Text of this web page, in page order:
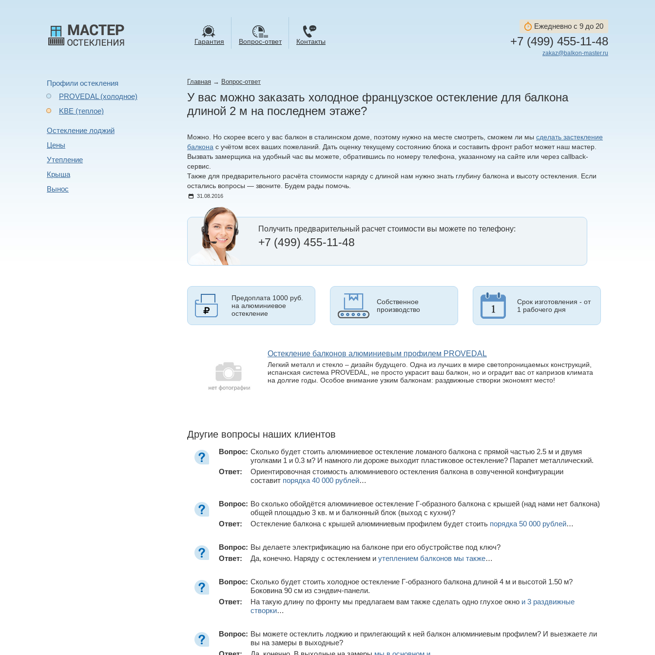
Гарантия Вопрос-ответ Контакты
Ежедневно с 9 до 20
+7 (499) 455-11-48
zakaz@balkon-master.ru
Профили остекления
PROVEDAL (холодное)
KBE (теплое)
Остекление лоджий
Цены
Утепление
Крыша
Вынос
Главная → Вопрос-ответ
У вас можно заказать холодное французское остекление для балкона
длиной 2 м на последнем этаже?
Можно. Но скорее всего у вас балкон в сталинском доме, поэтому нужно на месте смотреть, сможем ли мы сделать застекление
балкона с учётом всех ваших пожеланий. Дать оценку текущему состоянию блока и составить фронт работ может наш мастер.
Вызвать замерщика на удобный час вы можете, обратившись по номеру телефона, указанному на сайте или через callback-
сервис.
Также для предварительного расчёта стоимости наряду с длиной нам нужно знать глубину балкона и высоту остекления. Если
остались вопросы — звоните. Будем рады помочь.
31.08.2016
Получить предварительный расчет стоимости вы можете по телефону:
+7 (499) 455-11-48
Предоплата 1000 руб.
на алюминиевое
остекление
Собственное
производство
Срок изготовления - от
1 рабочего дня
Остекление балконов алюминиевым профилем PROVEDAL
Легкий металл и стекло – дизайн будущего. Одна из лучших в мире светопроницаемых конструкций,
испанская система PROVEDAL, не просто украсит ваш балкон, но и оградит вас от капризов климата
на долгие годы. Особое внимание узким балконам: раздвижные створки экономят место!
Другие вопросы наших клиентов
Вопрос: Сколько будет стоить алюминиевое остекление ломаного балкона с прямой частью 2.5 м и двумя
уголками 1 и 0.3 м? И намного ли дороже выходит пластиковое остекление? Парапет металлический.
Ответ:
Ориентировочная стоимость алюминиевого остекления балкона в озвученной конфигурации
составит порядка 40 000 рублей…
Вопрос: Во сколько обойдётся алюминиевое остекление Г-образного балкона с крышей (над нами нет балкона)
общей площадью 3 кв. м и балконный блок (выход с кухни)?
Ответ:
Остекление балкона с крышей алюминиевым профилем будет стоить порядка 50 000 рублей…
Вопрос: Вы делаете электрификацию на балконе при его обустройстве под ключ?
Ответ:
Да, конечно. Наряду с остеклением и утеплением балконов мы также…
Вопрос: Сколько будет стоить холодное остекление Г-образного балкона длиной 4 м и высотой 1.50 м?
Боковина 90 см из сэндвич-панели.
Ответ:
На такую длину по фронту мы предлагаем вам также сделать одно глухое окно и 3 раздвижные
створки…
Вопрос: Вы можете остеклить лоджию и прилегающий к ней балкон алюминиевым профилем? И выезжаете ли
вы на замеры в выходные?